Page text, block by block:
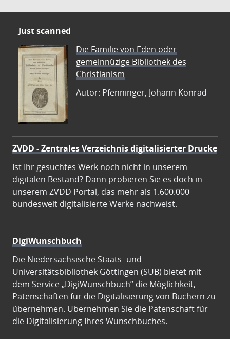
Just scanned
Die Familie von Eden oder
gemeinnüzige Bibliothek des
Christianism
Autor: Pfenninger, Johann Konrad
ZVDD - Zentrales Verzeichnis digitalisierter Drucke
Ist Ihr gesuchtes Werk noch nicht in unserem
digitalen Bestand? Dann probieren Sie es doch in
unserem ZVDD Portal, das mehr als 1.600.000
bundesweit digitalisierte Werke nachweist.
DigiWunschbuch
Die Niedersächsische Staats- und
Universitätsbibliothek Göttingen (SUB) bietet mit
dem Service „DigiWunschbuch” die Möglichkeit,
Patenschaften für die Digitalisierung von Büchern zu
übernehmen. Übernehmen Sie die Patenschaft für
die Digitalisierung Ihres Wunschbuches.